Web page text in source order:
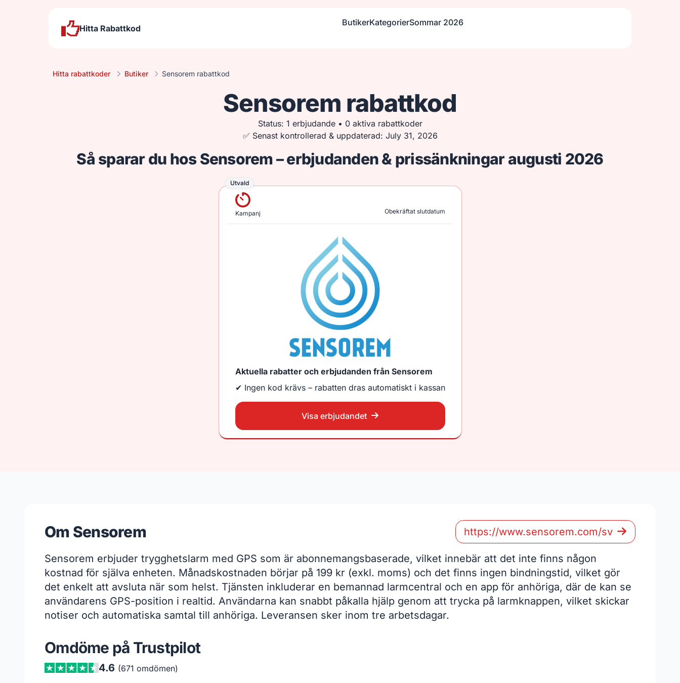
Hitta Rabattkod
ButikerKategorierSommar 2026
Hitta rabattkoder Butiker Sensorem rabattkod
Sensorem rabattkod
Status: 1 erbjudande • 0 aktiva rabattkoder
✅ Senast kontrollerad & uppdaterad: July 31, 2026
Så sparar du hos Sensorem – erbjudanden & prissänkningar augusti 2026
Utvald
Utvald
Kampanj Obekräftat slutdatum
Aktuella rabatter och erbjudanden från Sensorem
✔ Ingen kod krävs – rabatten dras automatiskt i kassan
Visa erbjudandet
Om Sensorem https://www.sensorem.com/sv
Sensorem erbjuder trygghetslarm med GPS som är abonnemangsbaserade, vilket innebär att det inte finns någon
kostnad för själva enheten. Månadskostnaden börjar på 199 kr (exkl. moms) och det finns ingen bindningstid, vilket gör
det enkelt att avsluta när som helst. Tjänsten inkluderar en bemannad larmcentral och en app för anhöriga, där de kan se
användarens GPS-position i realtid. Användarna kan snabbt påkalla hjälp genom att trycka på larmknappen, vilket skickar
notiser och automatiska samtal till anhöriga. Leveransen sker inom tre arbetsdagar.
Omdöme på Trustpilot
4.6 (671 omdömen)